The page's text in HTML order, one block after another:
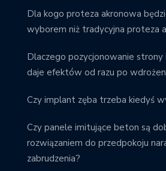
Dla kogo proteza akronowa
wyborem niż tradycyjna proteza
Dlaczego pozycjonowanie
daje efektów od razu po
Czy implant zęba trzeba kiedyś
Czy panele imitujące beton są
rozwiązaniem do przedpokoju
zabrudzenia?